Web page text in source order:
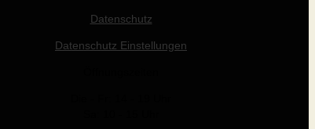
Datenschutz
Datenschutz Einstellungen